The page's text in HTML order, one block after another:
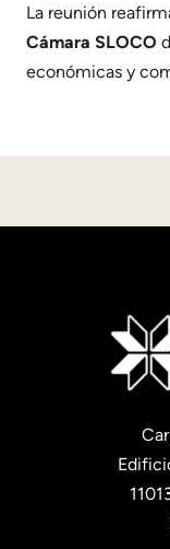
La reunión
Cámara SLOCO
económicas y